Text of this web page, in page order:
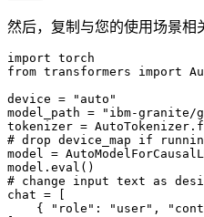
然后，复制与您的使用场景相
import torch
from transformers import
device = "auto"
model_path = "ibm-
tokenizer =
# drop device_map if
model =
model.eval()
# change input text as
chat = [
{ "role": "user",